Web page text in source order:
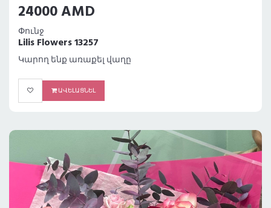
24000 AMD
Փունջ
Lilis Flowers 13257
Կարող ենք առաքել վաղը
ԱՎԵԼԱՑՆԵԼ